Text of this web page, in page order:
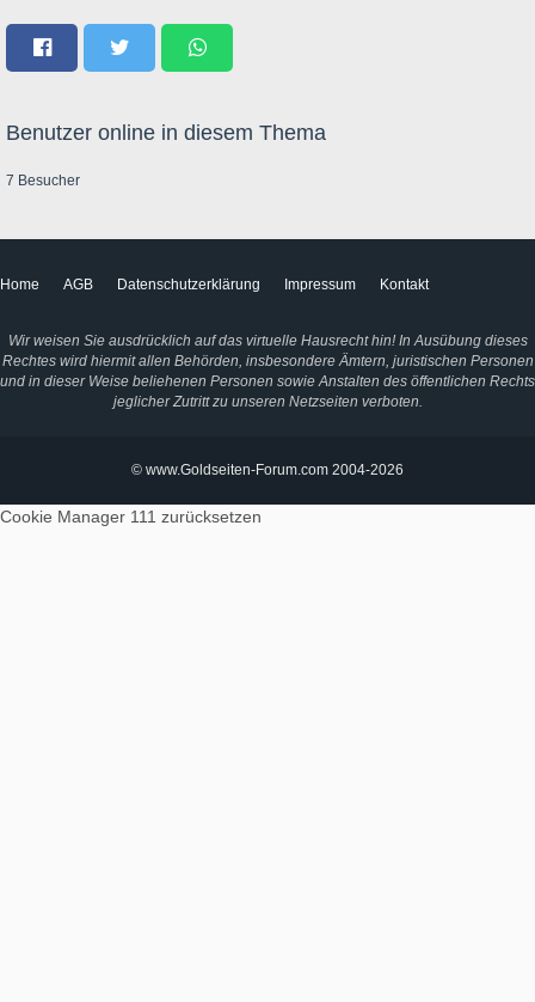
Benutzer online in diesem Thema
7 Besucher
Home AGB Datenschutzerklärung Impressum Kontakt
Wir weisen Sie ausdrücklich auf das virtuelle Hausrecht hin! In Ausübung dieses
Rechtes wird hiermit allen Behörden, insbesondere Ämtern, juristischen Personen
und in dieser Weise beliehenen Personen sowie Anstalten des öffentlichen Rechts
jeglicher Zutritt zu unseren Netzseiten verboten.
© www.Goldseiten-Forum.com 2004-2026
Cookie Manager 111 zurücksetzen